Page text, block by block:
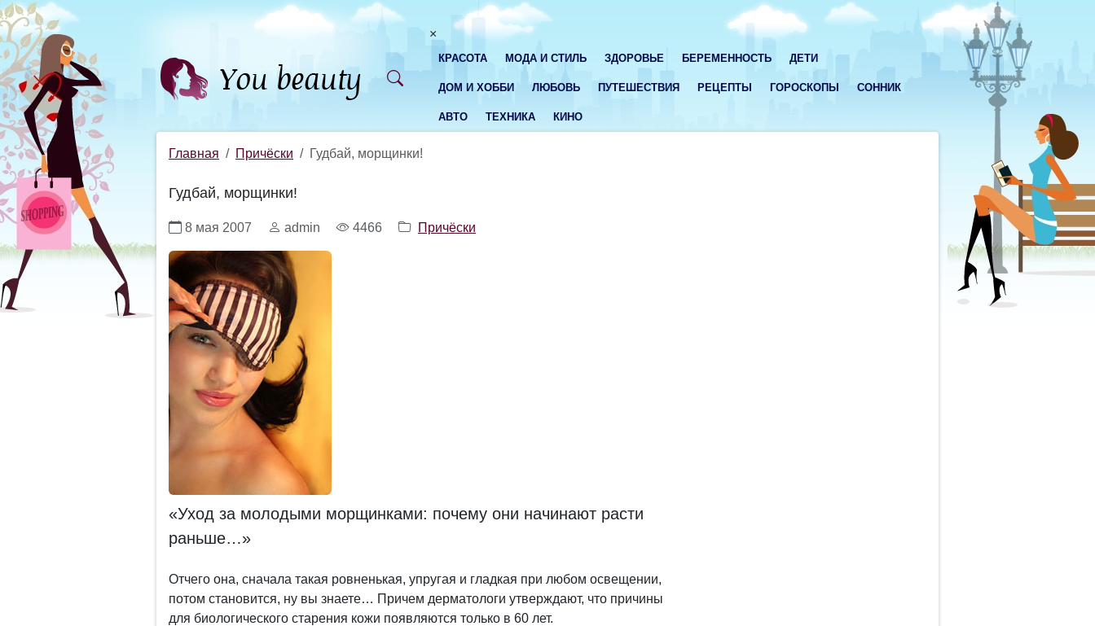
×
КРАСОТА МОДА И СТИЛЬ ЗДОРОВЬЕ БЕРЕМЕННОСТЬ ДЕТИ
ДОМ И ХОББИ ЛЮБОВЬ ПУТЕШЕСТВИЯ РЕЦЕПТЫ ГОРОСКОПЫ СОННИК
АВТО ТЕХНИКА КИНО
Главная Причёски Гудбай, морщинки!
Гудбай, морщинки!
8 мая 2007 admin 4466 Причёски
«Уход за молодыми морщинками: почему они начинают расти
раньше…»
Отчего она, сначала такая ровненькая, упругая и гладкая при любом освещении,
потом становится, ну вы знаете… Причем дерматологи утверждают, что причины
для биологического старения кожи появляются только в 60 лет.